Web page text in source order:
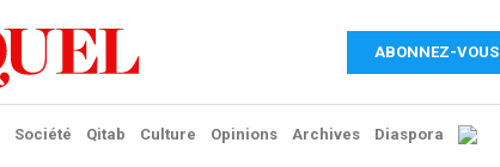
ABONNEZ-VOUS
Société Qitab Culture Opinions Archives Diaspora